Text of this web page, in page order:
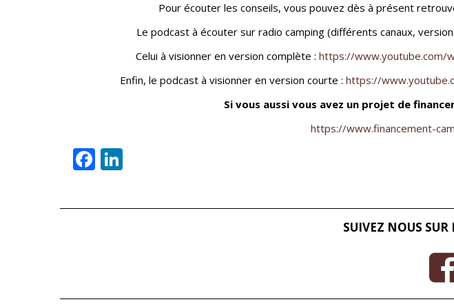
Pour écouter les conseils, vous pouvez dès à présent
Le podcast à écouter sur radio camping (différents canaux,
Celui à visionner en version complète : https://www.youtube.com/
Enfin, le podcast à visionner en version courte : https://
Si vous aussi vous avez un projet de
https://www.financement-
Facebook
SUIVEZ NOUS SUR